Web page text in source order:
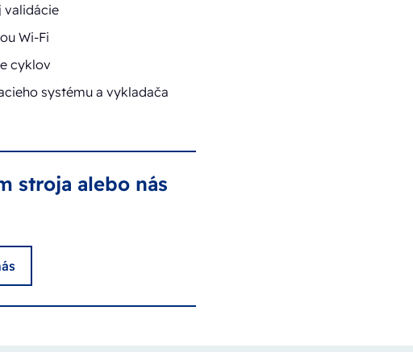
validácie
Wi-Fi
cyklov
systému a vykladača
stroja alebo nás